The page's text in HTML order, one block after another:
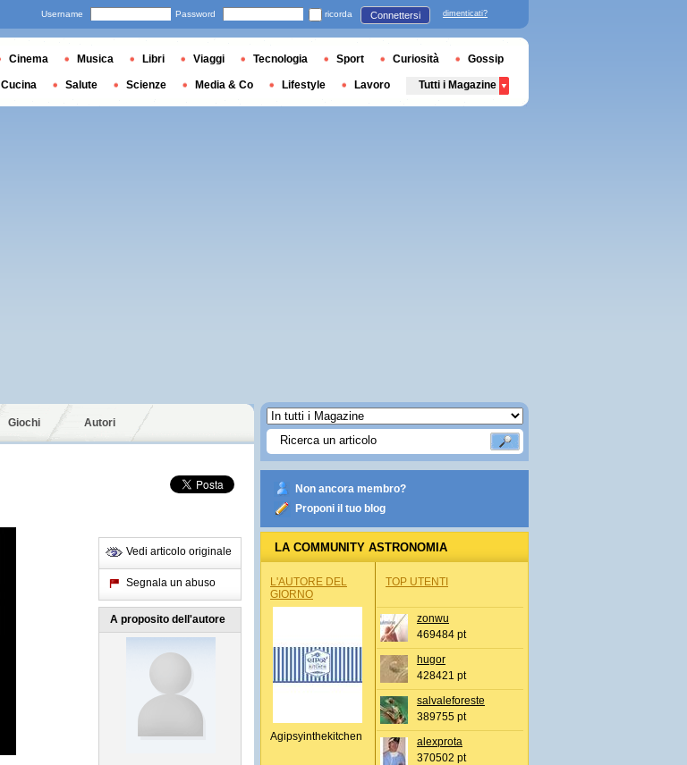
Giochi Autori
Vedi articolo originale
Segnala un abuso
A proposito dell'autore
Non ancora membro?
Proponi il tuo blog
LA COMMUNITY ASTRONOMIA
L'AUTORE DEL
GIORNO
Agipsyinthekitchen
TOP UTENTI
zonwu
469484 pt
hugor
428421 pt
salvaleforeste
389755 pt
alexprota
370502 pt
Username Password ricorda Connettersi dimenticati?
Cinema Musica Libri Viaggi Tecnologia Sport Curiosità Gossip
Cucina Salute Scienze Media & Co Lifestyle Lavoro Tutti i Magazine